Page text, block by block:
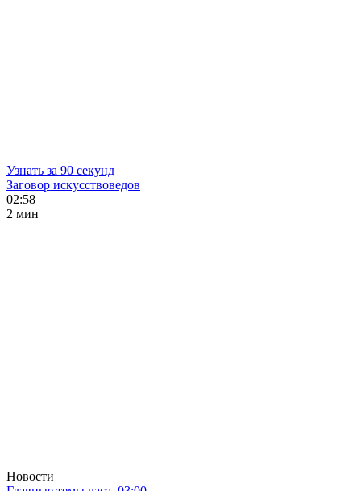
Узнать за 90 секунд
Заговор искусствоведов
02:58
2 мин
Новости